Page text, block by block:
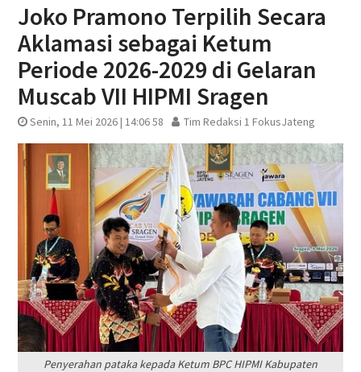
Joko Pramono Terpilih Secara
Aklamasi sebagai Ketum
Periode 2026-2029 di Gelaran
Muscab VII HIPMI Sragen
Senin, 11 Mei 2026 | 14:06 58 Tim Redaksi 1 FokusJateng
Penyerahan pataka kepada Ketum BPC HIPMI Kabupaten